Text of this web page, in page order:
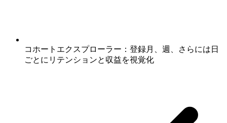
コホートエクスプローラー：登録月、週、さらには日
ごとにリテンションと収益を視覚化